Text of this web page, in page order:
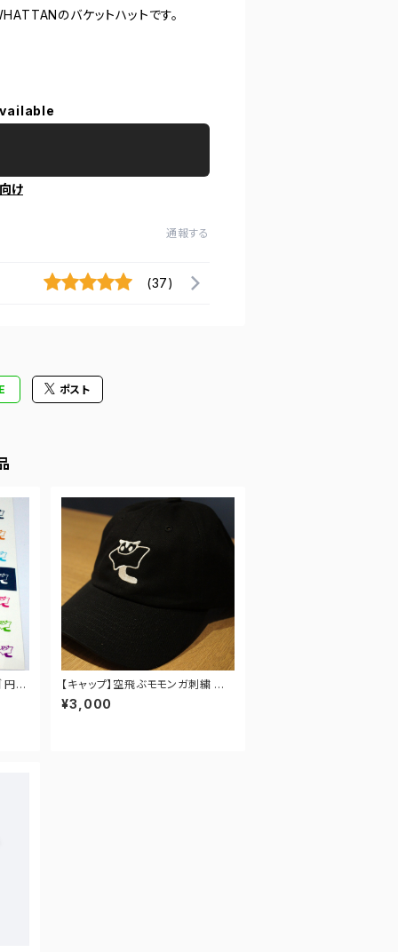
のバケットハットです。
け
通報する
(37)
ポスト
円形
【キャップ】空飛ぶモモンガ刺繍 ※
受注生産品
¥3,000